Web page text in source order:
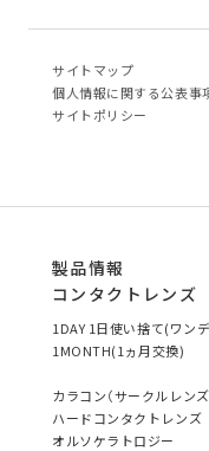
サイトマップ
個⼈情報に関する公表事
サイトポリシー
製品情報
コンタクトレンズ
1DAY 1日使い捨て(ワン
1MONTH(1ヵ月交換)
カラコン（サークルレンズ
ハードコンタクトレンズ
オルソケラトロジー